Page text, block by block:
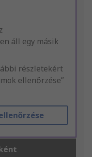
áll egy másik
részletekért
ellenőrzése”